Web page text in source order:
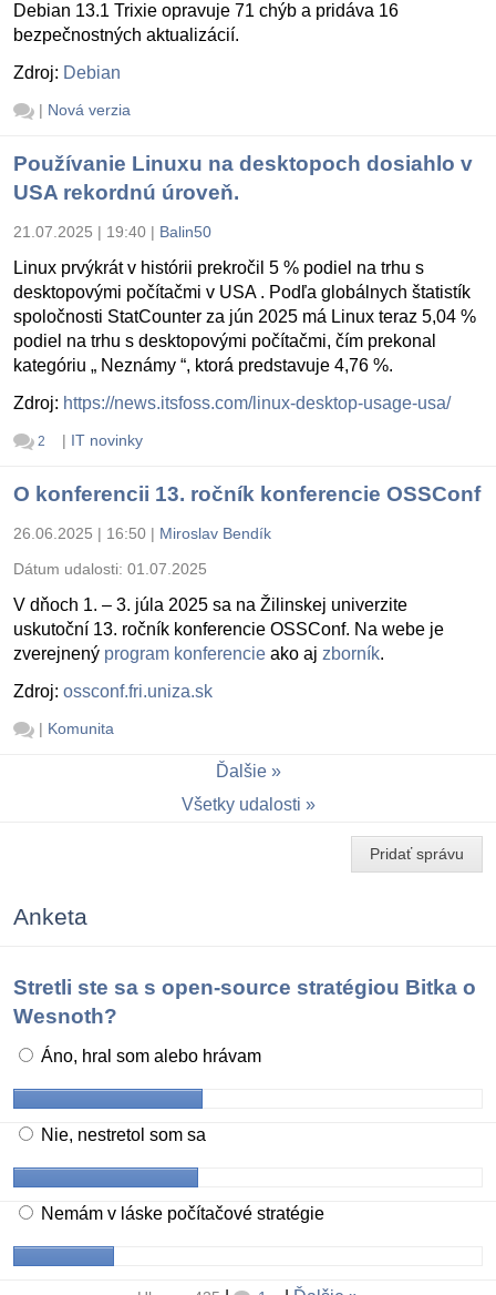
Debian 13.1 Trixie opravuje 71 chýb a pridáva 16
bezpečnostných aktualizácií.
Zdroj: Debian
| Nová verzia
Používanie Linuxu na desktopoch dosiahlo v
USA rekordnú úroveň.
21.07.2025 | 19:40 | Balin50
Linux prvýkrát v histórii prekročil 5 % podiel na trhu s
desktopovými počítačmi v USA . Podľa globálnych štatistík
spoločnosti StatCounter za jún 2025 má Linux teraz 5,04 %
podiel na trhu s desktopovými počítačmi, čím prekonal
kategóriu „ Neznámy “, ktorá predstavuje 4,76 %.
Zdroj: https://news.itsfoss.com/linux-desktop-usage-usa/
2 | IT novinky
O konferencii 13. ročník konferencie OSSConf
26.06.2025 | 16:50 | Miroslav Bendík
Dátum udalosti: 01.07.2025
V dňoch 1. – 3. júla 2025 sa na Žilinskej univerzite
uskutoční 13. ročník konferencie OSSConf. Na webe je
zverejnený program konferencie ako aj zborník.
Zdroj: ossconf.fri.uniza.sk
| Komunita
Ďalšie
Všetky udalosti
Pridať správu
Anketa
Stretli ste sa s open-source stratégiou Bitka o
Wesnoth?
Áno, hral som alebo hrávam
Nie, nestretol som sa
Nemám v láske počítačové stratégie